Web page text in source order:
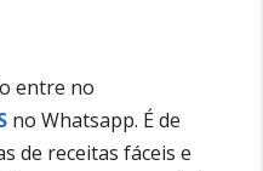
entre no
no Whatsapp. É de
de receitas fáceis e